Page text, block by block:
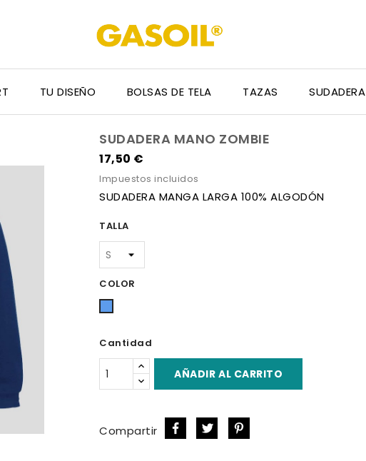
TU DISEÑO BOLSAS DE TELA TAZAS SUDADERA
SUDADERA MANO ZOMBIE
17,50 €
Impuestos incluidos
SUDADERA MANGA LARGA 100% ALGODÓN
TALLA
COLOR
Cantidad
AÑADIR AL CARRITO
Compartir